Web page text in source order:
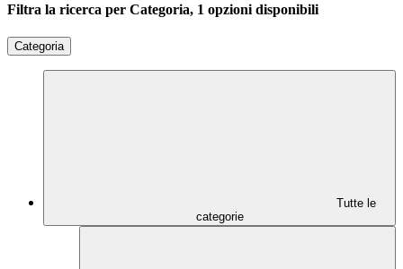
Filtra la ricerca per Categoria, 1 opzioni disponibili
Categoria
Tutte le
categorie